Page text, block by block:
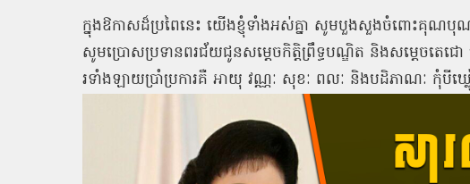
ក្នុងឱកាសដ៏ប្រពៃនេះ យើងខ្ញុំទាំងអស់គ្នា សូមបួងសួងចំពោះគុណបុណ្យ
សូមប្រោសប្រទានពរជ័យជូនសម្តេចកិត្តិព្រឹទ្ធបណ្ឌិត និងសម្ដេចតេជោ
រទាំងឡាយប្រាំប្រការគឺ អាយុ វណ្ណៈ សុខៈ ពលៈ និងបដិភាណៈ កុំបីឃ្